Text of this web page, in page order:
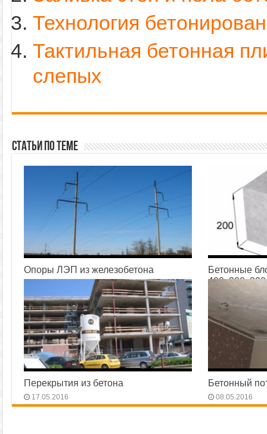
Технология
Тактильная бетонная
слепых
Статьи по теме
Опоры ЛЭП из железобетона
Бетонные
400х200х200
17.06.2016
Перекрытия из бетона
17.05.2016
Бетонный
08.05.2016